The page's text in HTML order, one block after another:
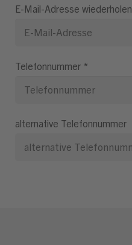
E-Mail-Adresse wiederholen
Telefonnummer *
alternative Telefonnummer